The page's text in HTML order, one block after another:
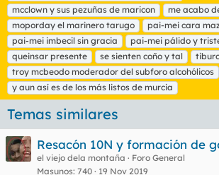
mcclown y sus pezuñas de maricon
me acabo
moporday el marinero tarugo
pai-mei cara
pai-mei imbecil sin gracia
pai-mei pálido y
queinsar presente
se sienten coño y tal
troy mcbeodo moderador del subforo alcohólicos
y aun así es de los más listos de murcia
Temas similares
Resacón 10N y formación de
el viejo dela montaña
Foro General
Masunos 740 19 Nov 2019